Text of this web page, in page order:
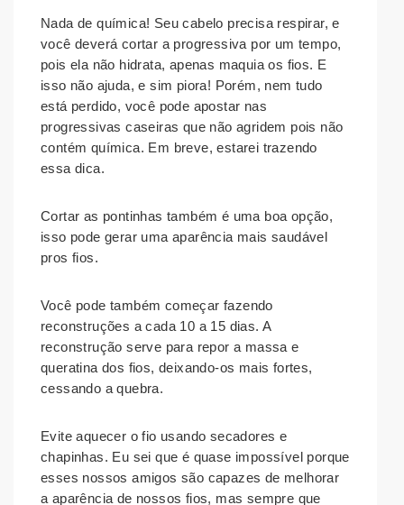
Nada de química! Seu cabelo precisa respirar, e
você deverá cortar a progressiva por um tempo,
pois ela não hidrata, apenas maquia os fios. E
isso não ajuda, e sim piora! Porém, nem tudo
está perdido, você pode apostar nas
progressivas caseiras que não agridem pois não
contém química. Em breve, estarei trazendo
essa dica.
Cortar as pontinhas também é uma boa opção,
isso pode gerar uma aparência mais saudável
pros fios.
Você pode também começar fazendo
reconstruções a cada 10 a 15 dias. A
reconstrução serve para repor a massa e
queratina dos fios, deixando-os mais fortes,
cessando a quebra.
Evite aquecer o fio usando secadores e
chapinhas. Eu sei que é quase impossível porque
esses nossos amigos são capazes de melhorar
a aparência de nossos fios, mas sempre que